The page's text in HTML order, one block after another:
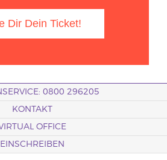
Dir Dein Ticket!
0800 296205
KONTAKT
OFFICE
EINSCHREIBEN